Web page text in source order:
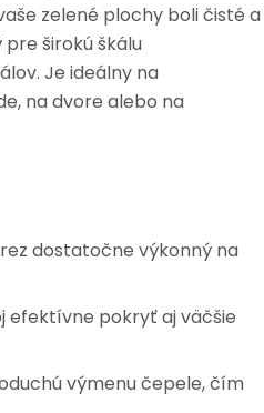
zelené plochy boli čisté a
širokú škálu
Je ideálny na
na dvore alebo na
dostatočne výkonný na
efektívne pokryť aj väčšie
výmenu čepele, čím